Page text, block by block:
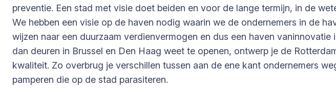
preventie. Een stad met visie doet beiden en voor de lange termijn, in de
We hebben een visie op de haven nodig waarin we de ondernemers in de
wijzen naar een duurzaam verdienvermogen en dus een haven
dan deuren in Brussel en Den Haag weet te openen, ontwerp je de
kwaliteit. Zo overbrug je verschillen tussen aan de ene kant ondernemers
pamperen die op de stad parasiteren.